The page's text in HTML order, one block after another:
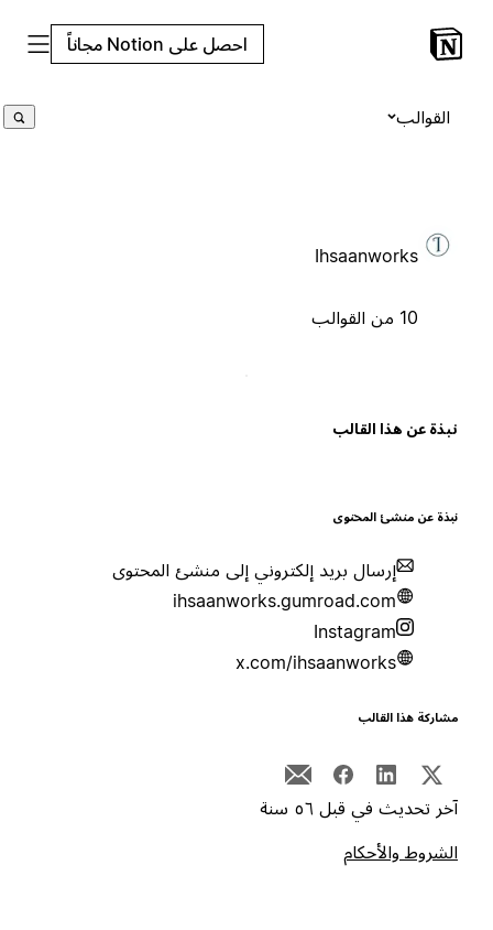
احصل على Notion مجاناً
القوالب
Ihsaanworks
عن هذا القالب
عن منشئ المحتوى
إرسال بريد إلكتروني إلى منشئ المحتوى
ihsaanworks.gumroad.com
Instagram
x.com/ihsaanworks
هذا القالب
تحديث في قبل ٥٦ سنة
والأحكام